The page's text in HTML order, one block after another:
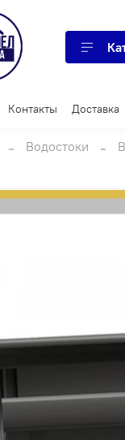
Контакты Доставка
Водостоки